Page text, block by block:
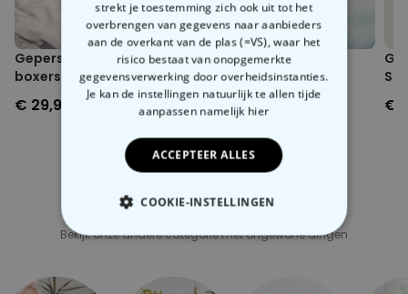
Gepersonaliseerde
boxershort met gezicht
en tekst
€ 29,99
Polaroid-look
Gepersonaliseerde
Geurhanger set van 2
€ 19,99 €
Gerelateerde categorie
Bekijk onze andere categorie met ongewone dingen
strekt je toestemming zich ook uit tot het
overbrengen van gegevens naar aanbieders
aan de overkant van de plas (=VS), waar het
risico bestaat van onopgemerkte
gegevensverwerking door overheidsinstanties.
Je kan de instellingen natuurlijk te allen tijde
aanpassen namelijk hier
ACCEPTEER ALLES
COOKIE-INSTELLINGEN
NOODZAKELIJK
PERFORMANCE